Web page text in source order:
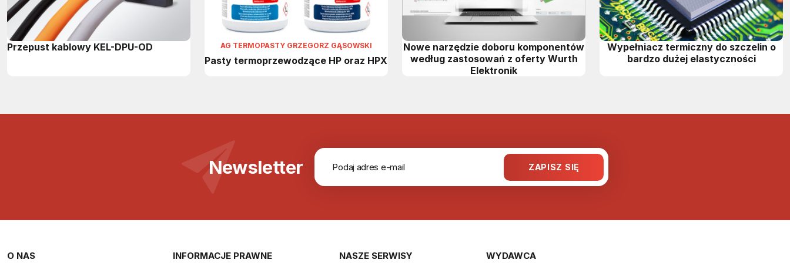
Przepust kablowy KEL-DPU-OD AG TERMOPASTY GRZEGORZ GĄSOWSKI
Pasty termoprzewodzące HP oraz HPX
Nowe narzędzie doboru komponentów
według zastosowań z oferty Wurth
Elektronik
Wypełniacz termiczny do szczelin o
bardzo dużej elastyczności
Newsletter
O NAS INFORMACJE PRAWNE NASZE SERWISY WYDAWCA